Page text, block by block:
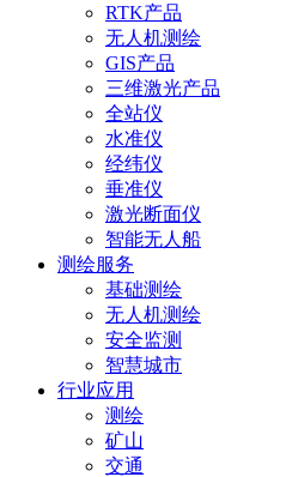
RTK产品
无人机测绘
GIS产品
三维激光产品
全站仪
水准仪
经纬仪
垂准仪
激光断面仪
智能无人船
测绘服务
基础测绘
无人机测绘
安全监测
智慧城市
行业应用
测绘
矿山
交通